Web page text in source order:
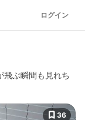
ログイン
飛ぶ瞬間も見れち
36